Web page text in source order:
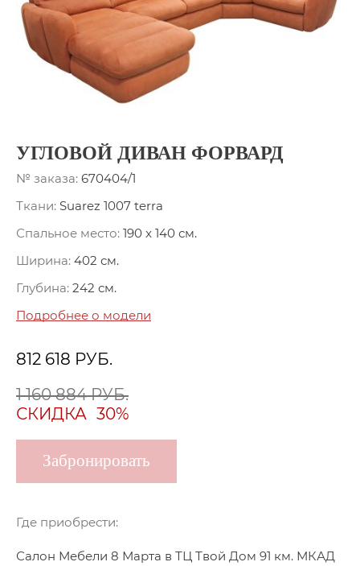
УГЛОВОЙ ДИВАН ФОРВАРД
№ заказа: 670404/1
Ткани: Suarez 1007 terra
Спальное место: 190 x 140 см.
Ширина: 402 см.
Глубина: 242 см.
Подробнее о модели
812 618 РУБ.
1 160 884 РУБ.
СКИДКА 30%
Забронировать
Где приобрести:
Салон Мебели 8 Марта в ТЦ Твой Дом 91 км. МКАД